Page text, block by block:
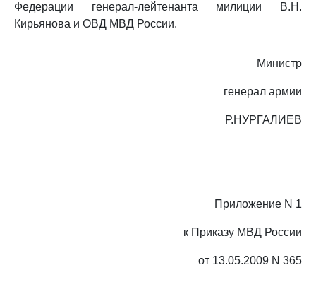
Федерации генерал-лейтенанта милиции В.Н.
Кирьянова и ОВД МВД России.
Министр
генерал армии
Р.НУРГАЛИЕВ
Приложение N 1
к Приказу МВД России
от 13.05.2009 N 365